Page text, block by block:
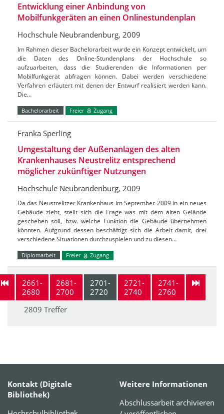
Entwicklung einer Anbindung von
Mobilfunkgeräten an einen Onlinestundenplan
Hochschule Neubrandenburg, 2009
Im Rahmen dieser Bachelorarbeit wurde ein Konzept entwickelt, um
die Daten des Online-Stundenplans der Hochschule so
aufzuarbeiten, dass die Studierenden die Informationen per
Mobilfunkgerät abfragen können. Dabei werden verschiedene
Verfahren erläutert mit denen der Entwurf realisiert werden kann.
Die…
Bachelorarbeit Freier Zugang
Franka Sperling
Umgestaltung der Außenanlagen des alten
Krankenhauses Neustrelitz entsprechend
möglicher zukünftiger Nutzungen
Hochschule Neubrandenburg, 2009
Da das Neustrelitzer Krankenhaus im September 2009 in ein neues
Gebäude zieht, stellt sich die Frage was mit dem alten Gelände
geschehen soll, bzw. welche Funktion die Gebäude übernehmen
könnten. Aufgrund dessen beschäftigt sich die Arbeit damit, drei
verschiedene Situationen durchzuspielen und zu diesen…
Diplomarbeit Freier Zugang
2661-
2680
2681-
2700
2701-
2720
2721-
2740
2741-
2760
2809 Treffer
Kontakt (Digitale
Bibliothek)
Weitere Informationen
Abschlussarbeit archivieren